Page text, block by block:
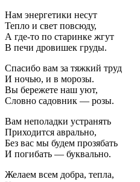
Нам энергетики несут
Тепло и свет повсюду,
А где-то по старинке жгут
В печи дровишек груды.
Спасибо вам за тяжкий труд
И ночью, и в морозы.
Вы бережете наш уют,
Словно садовник — розы.
Вам неполадки устранять
Приходится аврально,
Без вас мы будем прозябать
И погибать — буквально.
Желаем всем добра, тепла,